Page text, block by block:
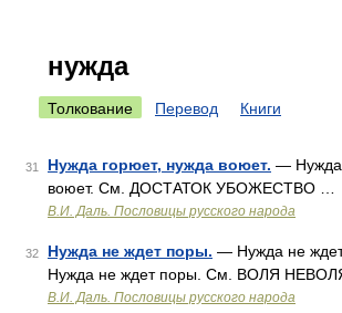
нужда
Толкование Перевод Книги
31 Нужда горюет, нужда воюет. — Нужда
воюет. См. ДОСТАТОК УБОЖЕСТВО …
В.И. Даль. Пословицы русского народа
32 Нужда не ждет поры. — Нужда не
Нужда не ждет поры. См. ВОЛЯ
В.И. Даль. Пословицы русского народа